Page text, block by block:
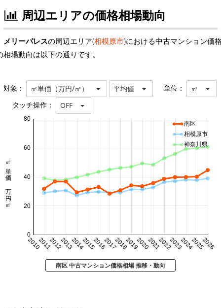
周辺エリアの価格相場動向
メリーパレスの周辺エリア(相模原市)における中古マンション価
相場動向は以下の通りです。
対象： ㎡単価（万円/㎡） 平均値 単位： ㎡
タッチ操作： OFF
20102011201220132014201520162017201820192020202120222023202420252026
0
20
40
60
80
㎡単価 万円/㎡
南区
相模原市
神奈川県
南区 中古マンション価格相場 推移・動向